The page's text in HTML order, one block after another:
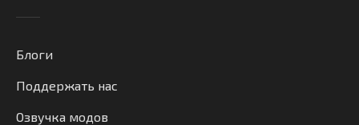
Блоги
Поддержать нас
Озвучка модов